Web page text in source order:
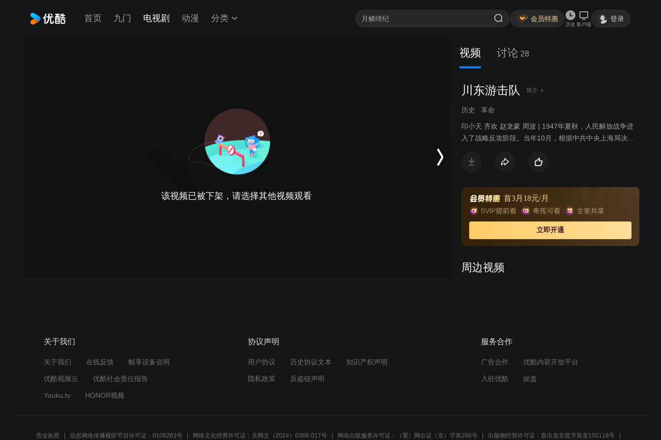
首页 九门 电视剧 动漫 分类 会员特惠
历史 客户端
登录
该视频已被下架，请选择其他视频观看
视频 讨论 28
川东游击队 简介
历史 革命
印小天 齐欢 赵龙豪 周波 | 1947年夏秋，人民解放战争进
入了战略反攻阶段。当年10月，根据中共中央上海局决
工作，临委把工作重心转移向农村，发动小规模游击战
起义，起义的第一枪首先在下川东的云阳、奉节、大宁、
巫山一带打响。
首3月18元/月
立即开通
周边视频
也无可奈何
00:30
关于我们
关于我们 在线反馈 帧享设备说明
优酷视频云 优酷社会责任报告
Youku.tv HONOR视频
协议声明
用户协议 历史协议文本 知识产权声明
隐私政策 反盗链声明
服务合作
广告合作 优酷内容开放平台
入驻优酷 娱盘
营业执照 信息网络传播视听节目许可证：0108283号 网络文化经营许可证：京网文（2024）0368-017号 网络出版服务许可证：（署）网出证（京）字第266号 出版物经营许可证：新出发京批字第直150118号